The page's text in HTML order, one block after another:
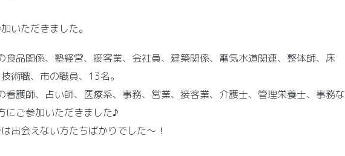
いただきました。
品関係、塾経営、接客業、会社員、建築関係、電気水道関連、整体師、床
術職、市の職員、13名。
護師、占い師、医療系、事務、営業、接客業、介護士、管理栄養士、事務な
にご参加いただきました♪
出会えない方たちばかりでした～！